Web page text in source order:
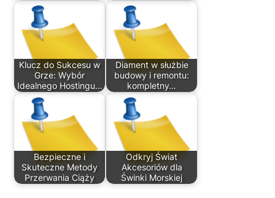
Klucz do Sukcesu w
Grze: Wybór
Idealnego Hostingu…
Diament w służbie
budowy i remontu:
kompletny…
Bezpieczne i
Skuteczne Metody
Przerwania Ciąży
Odkryj Świat
Akcesoriów dla
Świnki Morskiej